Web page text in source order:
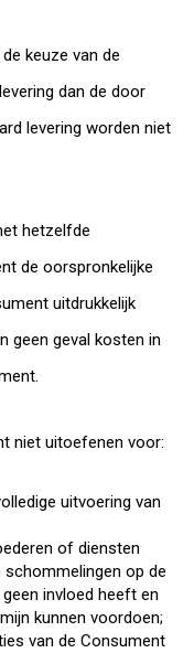
keuze van de
dan de door
levering worden niet
hetzelfde
de oorspronkelijke
uitdrukkelijk
geen geval kosten in
niet uitoefenen voor:
uitvoering van
of diensten
schommelingen op de
invloed heeft en
kunnen voordoen;
van de Consument